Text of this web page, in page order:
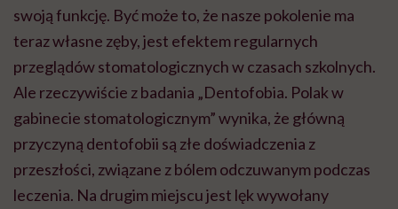
swoją funkcję. Być może to, że nasze pokolenie ma
teraz własne zęby, jest efektem regularnych
przeglądów stomatologicznych w czasach szkolnych.
Ale rzeczywiście z badania „Dentofobia. Polak w
gabinecie stomatologicznym” wynika, że główną
przyczyną dentofobii są złe doświadczenia z
przeszłości, związane z bólem odczuwanym podczas
leczenia. Na drugim miejscu jest lęk wywołany